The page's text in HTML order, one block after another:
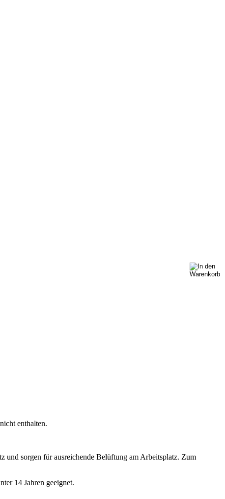
enthalten.
und sorgen für ausreichende Belüftung am Arbeitsplatz. Zum
14 Jahren geeignet.